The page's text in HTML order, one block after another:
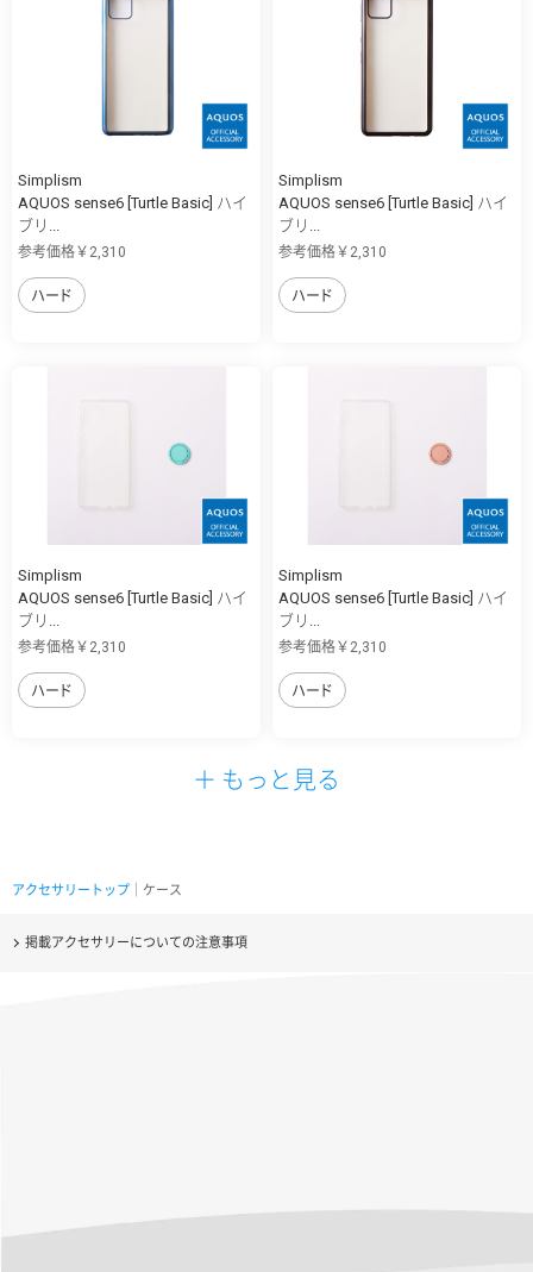
Simplism
AQUOS sense6 [Turtle Basic] ハイ
ブリ...
参考価格￥2,310
ハード
Simplism
AQUOS sense6 [Turtle Basic] ハイ
ブリ...
参考価格￥2,310
ハード
Simplism
AQUOS sense6 [Turtle Basic] ハイ
ブリ...
参考価格￥2,310
ハード
Simplism
AQUOS sense6 [Turtle Basic] ハイ
ブリ...
参考価格￥2,310
ハード
＋ もっと見る
アクセサリートップ ｜ケース
掲載アクセサリーについての注意事項